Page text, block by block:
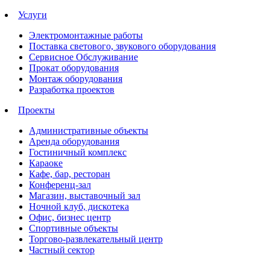
Услуги
Электромонтажные работы
Поставка светового, звукового оборудования
Сервисное Обслуживание
Прокат оборудования
Монтаж оборудования
Разработка проектов
Проекты
Административные объекты
Аренда оборудования
Гостиничный комплекс
Караоке
Кафе, бар, ресторан
Конференц-зал
Магазин, выставочный зал
Ночной клуб, дискотека
Офис, бизнес центр
Спортивные объекты
Торгово-развлекательный центр
Частный сектор